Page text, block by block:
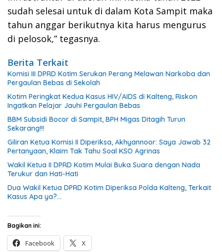
sudah selesai untuk di dalam Kota Sampit maka
tahun anggar berikutnya kita harus mengurus
di pelosok,” tegasnya.
Berita Terkait
Komisi III DPRD Kotim Serukan Perang Melawan Narkoba dan
Pergaulan Bebas di Sekolah
Kotim Peringkat Kedua Kasus HIV/AIDS di Kalteng, Riskon
Ingatkan Pelajar Jauhi Pergaulan Bebas
BBM Subsidi Bocor di Sampit, BPH Migas Ditagih Turun
Sekarang!!!
Giliran Ketua Komisi II Diperiksa, Akhyannoor: Saya Jawab 32
Pertanyaan, Klaim Tak Tahu Soal KSO Agrinas
Wakil Ketua II DPRD Kotim Mulai Buka Suara dengan Nada
Terukur dan Hati-Hati
Dua Wakil Ketua DPRD Kotim Diperiksa Polda Kalteng, Terkait
Kasus Apa ya?…
Bagikan ini:
Facebook X